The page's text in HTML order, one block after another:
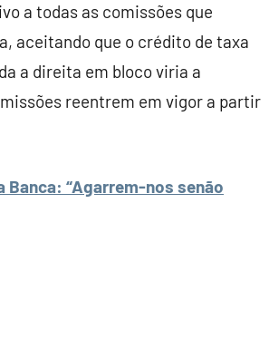
a todas as comissões que
aceitando que o crédito de taxa
a direita em bloco viria a
reentrem em vigor a partir
Banca: “Agarrem-nos senão